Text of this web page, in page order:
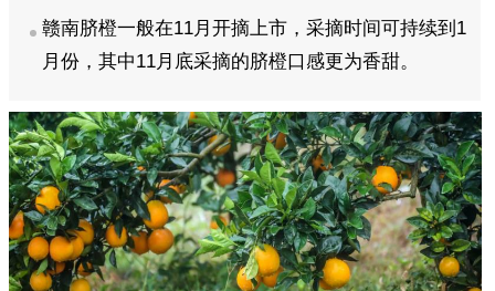
赣南脐橙一般在11月开摘上市，采摘时间可持续到1
月份，其中11月底采摘的脐橙口感更为香甜。